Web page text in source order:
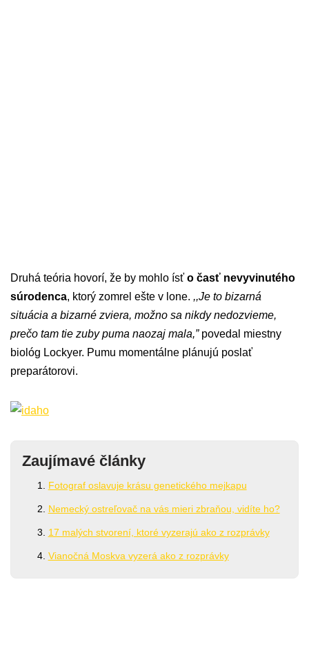
Druhá teória hovorí, že by mohlo ísť o časť nevyvinutého
súrodenca, ktorý zomrel ešte v lone. ,,Je to bizarná
situácia a bizarné zviera, možno sa nikdy nedozvieme,
prečo tam tie zuby puma naozaj mala,”povedal miestny
biológ Lockyer. Pumu momentálne plánujú poslať
preparátorovi.
Zaujímavé články
Fotograf oslavuje krásu genetického mejkapu
Nemecký ostreľovač na vás mieri zbraňou, vidíte ho?
17 malých stvorení, ktoré vyzerajú ako z rozprávky
Vianočná Moskva vyzerá ako z rozprávky